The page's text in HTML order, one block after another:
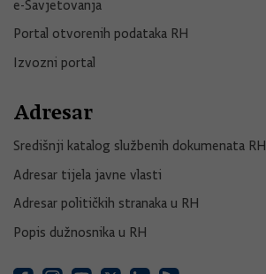
e-Savjetovanja
Portal otvorenih podataka RH
Izvozni portal
Adresar
Središnji katalog službenih dokumenata RH
Adresar tijela javne vlasti
Adresar političkih stranaka u RH
Popis dužnosnika u RH